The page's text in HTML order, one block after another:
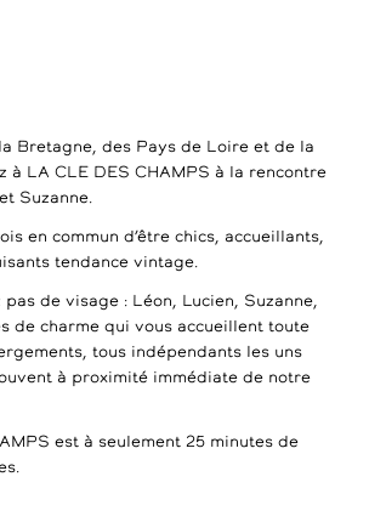
Bretagne, des Pays de Loire et de la
à LA CLE DES CHAMPS à la rencontre
Suzanne.
en commun d’être chics, accueillants,
tendance vintage.
pas de visage : Léon, Lucien, Suzanne,
de charme qui vous accueillent toute
tous indépendants les uns
à proximité immédiate de notre
est à seulement 25 minutes de